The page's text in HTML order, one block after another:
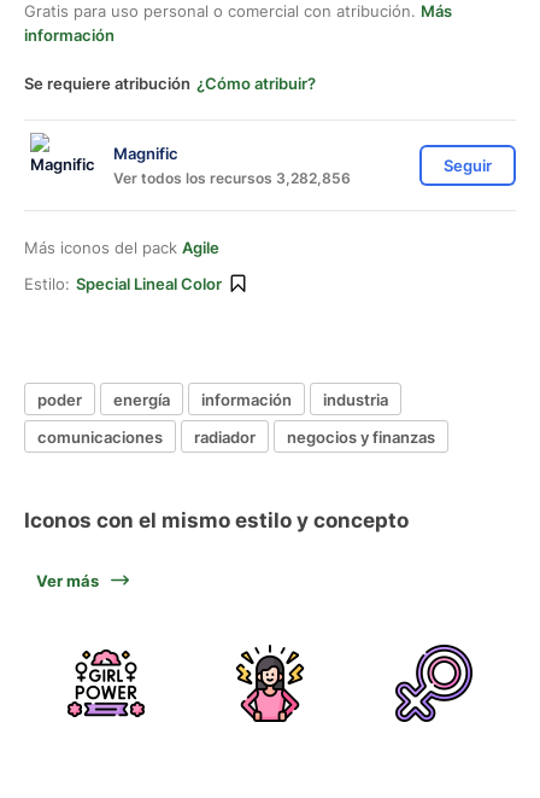
Gratis para uso personal o comercial con atribución. Más
información
Se requiere atribución ¿Cómo atribuir?
Magnific
Ver todos los recursos 3,282,856
Seguir
Más iconos del pack Agile
Estilo: Special Lineal Color
poder energía información
industria
comunicaciones
radiador negocios y finanzas
Iconos con el mismo estilo y concepto
Ver más